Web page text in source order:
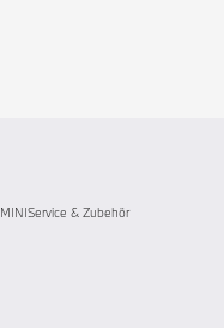
MINIService & Zubehör